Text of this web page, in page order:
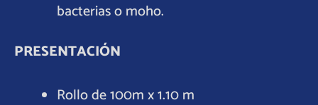
bacterias o moho.
PRESENTACIÓN
Rollo de 100m x 1.10 m